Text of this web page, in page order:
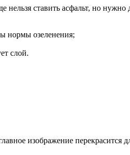
ставить асфальт, но нужно
нормы озеленения;
слой.
изображение перекрасится